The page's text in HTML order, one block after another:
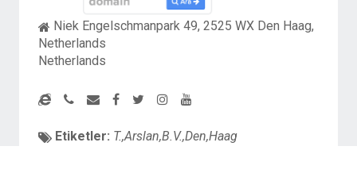
Niek Engelschmanpark 49, 2525 WX Den Haag,
Netherlands
Netherlands
Etiketler: T.,Arslan,B.V.,Den,Haag